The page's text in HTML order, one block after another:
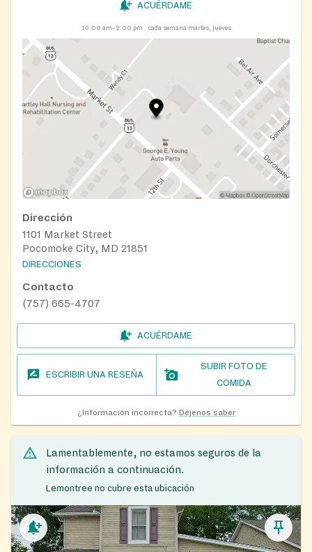
ACUÉRDAME
10:00 am–2:00 pm cada semana martes, jueves
Dirección
1101 Market Street
Pocomoke City, MD 21851
DIRECCIONES
Contacto
(757) 665-4707
ACUÉRDAME
ESCRIBIR UNA RESEÑA
SUBIR FOTO DE
COMIDA
¿Información incorrecta? Déjenos saber
Lamentablemente, no estamos seguros de la
información a continuación.
Lemontree no cubre esta ubicación